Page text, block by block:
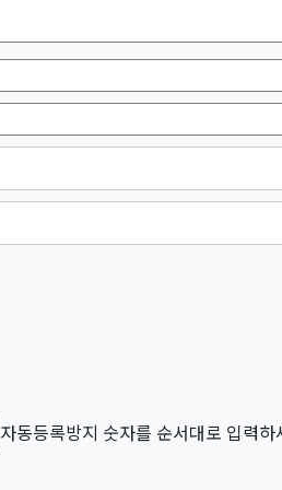
자동등록방지 숫자를 순서대로 입력하